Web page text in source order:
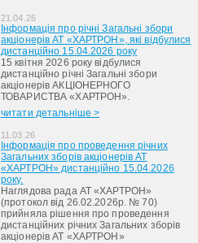
21.04.26
Інформація про річні Загальні збори
акціонерів АТ «ХАРТРОН», які відбулися
дистанційно 15.04.2026 року
15 квітня 2026 року відбулися
дистанційно річні Загальні збори
акціонерів АКЦІОНЕРНОГО
ТОВАРИСТВА «ХАРТРОН».
читати детальніше >
11.03.26
Інформація про проведення річних
Загальних зборів акціонерів АТ
«ХАРТРОН» дистанційно 15.04.2026
року.
Наглядова рада АТ «ХАРТРОН»
(протокол від 26.02.2026р. № 70)
прийняла рішення про проведення
дистанційних річних Загальних зборів
акціонерів АТ «ХАРТРОН»